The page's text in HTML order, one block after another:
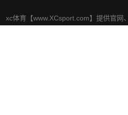
xc体育【www.XCsport.com】提供官网